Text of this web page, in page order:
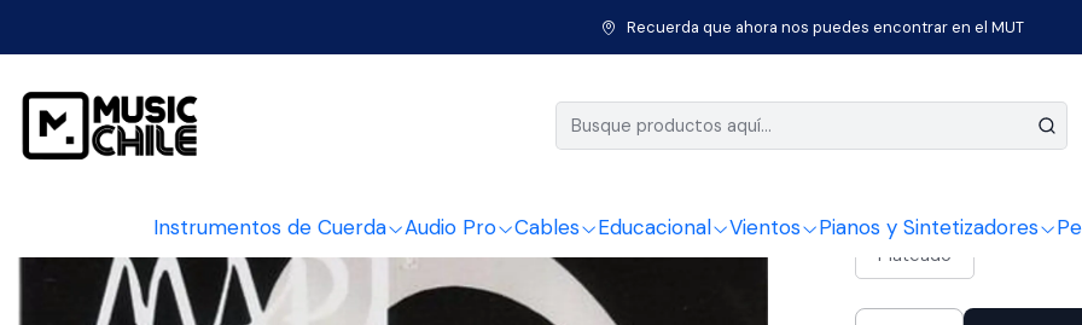
Instrumentos de Cuerda Audio Pro Cables Educacional Vientos Pianos y Sintetizadores
Recuerda que ahora nos puedes encontrar en el MUT
Instrumentos de Cuerda Bajos Cuerdas bajo Set Bajo Eléctrico 6
|
Set Bajo
COLOR
Plateado